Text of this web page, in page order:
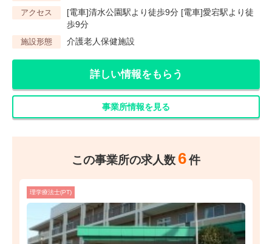
アクセス
[電車]清水公園駅より徒歩9分 [電車]愛宕駅より徒
歩9分
施設形態 介護老人保健施設
詳しい情報をもらう
事業所情報を見る
この事業所の求人数 6件
理学療法士(PT)